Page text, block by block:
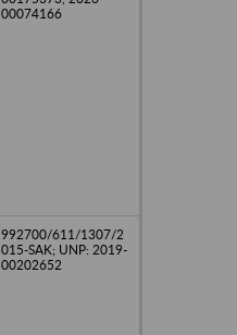
00074166
992700/611/1307/2
015-SAK; UNP: 2019-
00202652